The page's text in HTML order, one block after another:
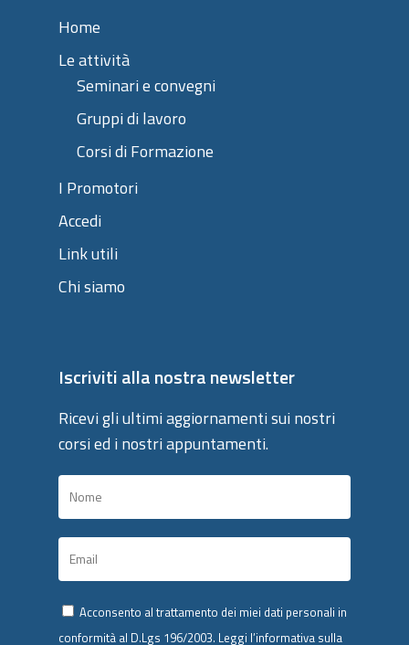
Home
Le attività
Seminari e convegni
Gruppi di lavoro
Corsi di Formazione
I Promotori
Accedi
Link utili
Chi siamo
Iscriviti alla nostra newsletter
Ricevi gli ultimi aggiornamenti sui nostri
corsi ed i nostri appuntamenti.
Acconsento al trattamento dei miei dati personali in
conformità al D.Lgs 196/2003. Leggi l’informativa sulla